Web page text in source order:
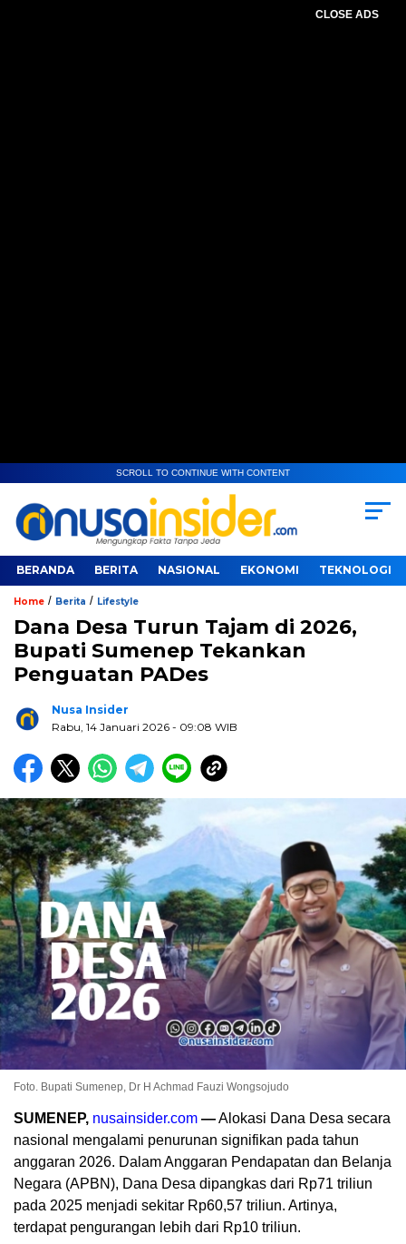
CLOSE ADS
SCROLL TO CONTINUE WITH CONTENT
BERANDA BERITA NASIONAL EKONOMI TEKNOLOGI
Home / Berita / Lifestyle
Dana Desa Turun Tajam di 2026,
Bupati Sumenep Tekankan
Penguatan PADes
Nusa Insider
Rabu, 14 Januari 2026 - 09:08 WIB
Foto. Bupati Sumenep, Dr H Achmad Fauzi Wongsojudo
SUMENEP, nusainsider.com —Alokasi Dana Desa secara
nasional mengalami penurunan signifikan pada tahun
anggaran 2026. Dalam Anggaran Pendapatan dan Belanja
Negara (APBN), Dana Desa dipangkas dari Rp71 triliun
pada 2025 menjadi sekitar Rp60,57 triliun. Artinya,
terdapat pengurangan lebih dari Rp10 triliun.